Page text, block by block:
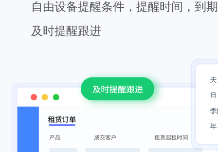
自由设备提醒条件，提醒时间，到
及时提醒跟进